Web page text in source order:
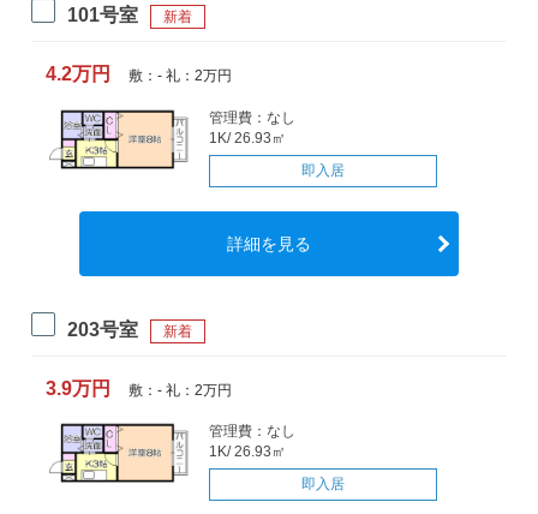
101号室 新着
4.2万円 敷：- 礼：2万円
管理費：なし
1K/ 26.93㎡
即入居
詳細を見る
203号室 新着
3.9万円 敷：- 礼：2万円
管理費：なし
1K/ 26.93㎡
即入居